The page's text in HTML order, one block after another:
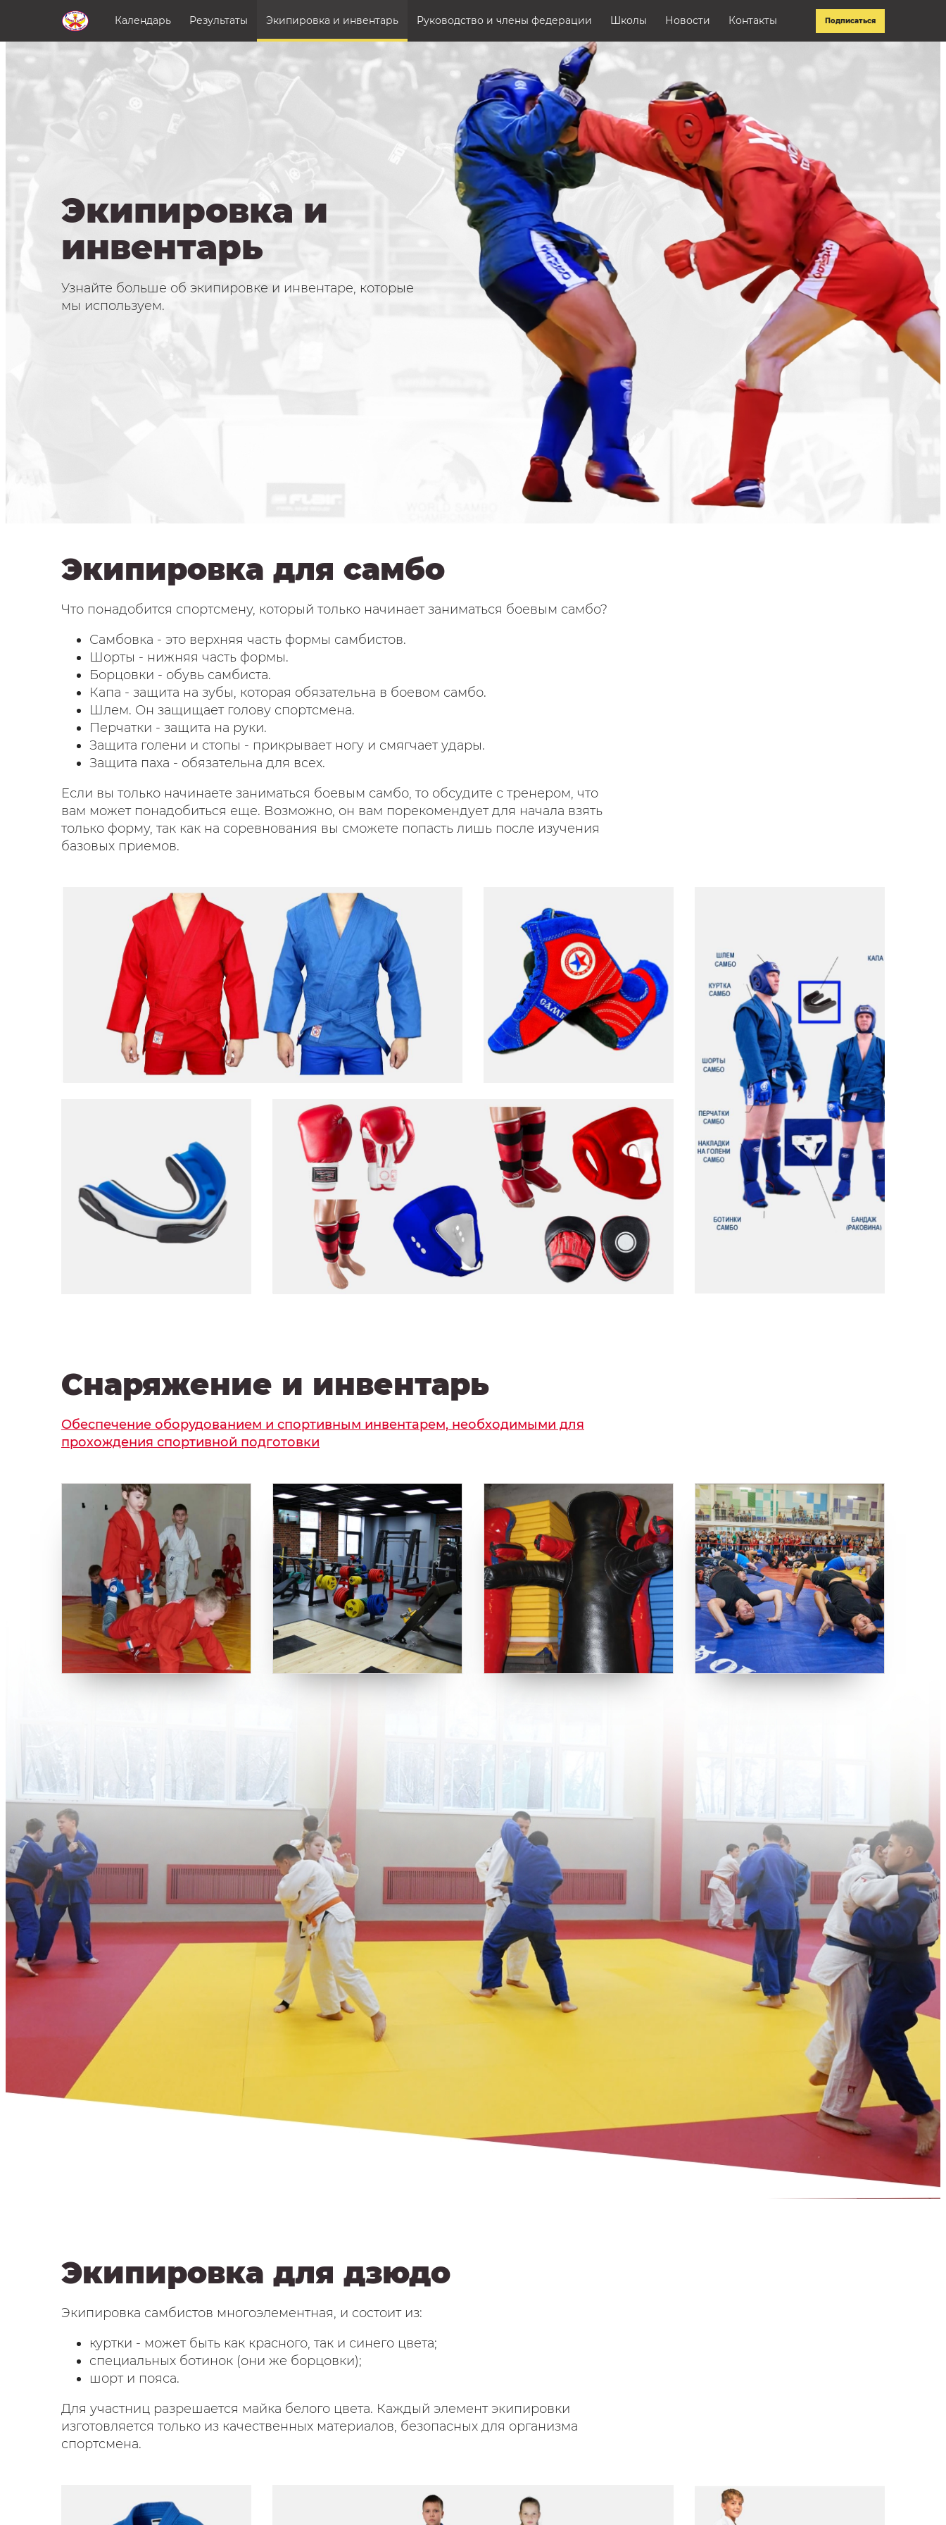
Перейти к основному содержанию
Календарь Результаты Экипировка и инвентарь Руководство и члены федерации Школы Новости Контакты Подписаться
Экипировка и
инвентарь
Узнайте больше об экипировке и инвентаре, которые
мы используем.
Экипировка для самбо
Что понадобится спортсмену, который только начинает заниматься боевым самбо?
Самбовка - это верхняя часть формы самбистов.
Шорты - нижняя часть формы.
Борцовки - обувь самбиста.
Капа - защита на зубы, которая обязательна в боевом самбо.
Шлем. Он защищает голову спортсмена.
Перчатки - защита на руки.
Защита голени и стопы - прикрывает ногу и смягчает удары.
Защита паха - обязательна для всех.
Если вы только начинаете заниматься боевым самбо, то обсудите с тренером, что
вам может понадобиться еще. Возможно, он вам порекомендует для начала взять
только форму, так как на соревнования вы сможете попасть лишь после изучения
базовых приемов.
Снаряжение и инвентарь
Обеспечение оборудованием и спортивным инвентарем, необходимыми для
прохождения спортивной подготовки
Экипировка для дзюдо
Экипировка самбистов многоэлементная, и состоит из:
куртки - может быть как красного, так и синего цвета;
специальных ботинок (они же борцовки);
шорт и пояса.
Для участниц разрешается майка белого цвета. Каждый элемент экипировки
изготовляется только из качественных материалов, безопасных для организма
спортсмена.